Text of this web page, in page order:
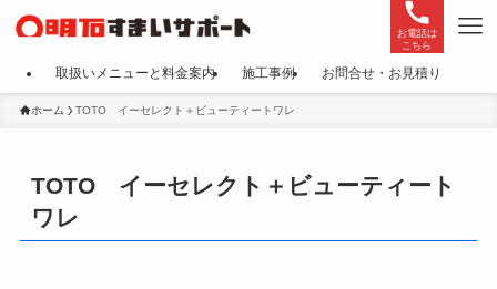
お電話は
こちら
取扱いメニューと料金案内 施工事例 お問合せ・お見積り
ホーム TOTO イーセレクト＋ビューティートワレ
TOTO イーセレクト＋ビューティート
ワレ